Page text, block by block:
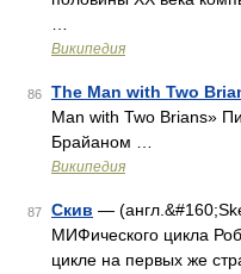
Википедия
86 The Man with Two
Man with Two Brians»
Брайаном …
Википедия
87 Скив —
МИФического цикла
цикле на первых же